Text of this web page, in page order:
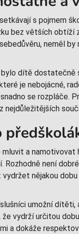
s pojmem
bez větších obtíží
neměl
dítě dostatečně
je nebojácné,
se rozpláče.
nejdůležitějších
a
Rozhodně není
nějakou
umožní
vydrží určitou
a dokáže